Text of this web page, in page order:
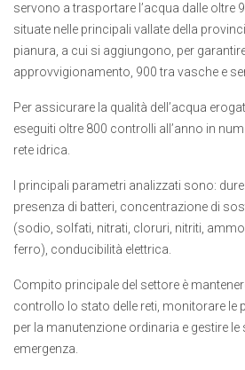
servono a trasportare l’acqua dalle oltre
situate nelle principali vallate della
pianura, a cui si aggiungono, per
approvvigionamento, 900 tra vasche e
Per assicurare la qualità dell’acqua
eseguiti oltre 800 controlli all’anno in
rete idrica.
I principali parametri analizzati sono:
presenza di batteri, concentrazione di
(sodio, solfati, nitrati, cloruri, nitriti,
ferro), conducibilità elettrica.
Compito principale del settore è
controllo lo stato delle reti, monitorare le
per la manutenzione ordinaria e gestire le
emergenza.